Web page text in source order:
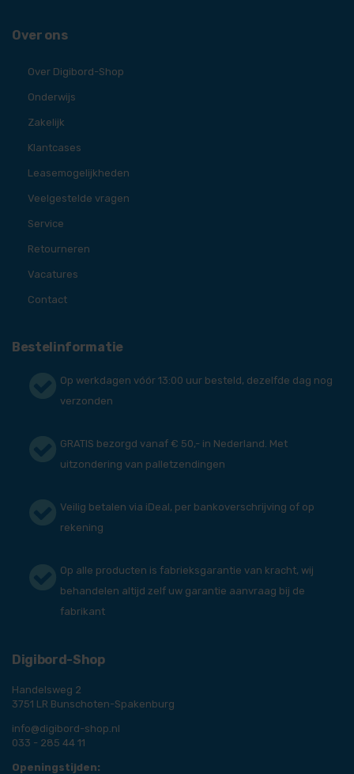
Over ons
Over Digibord-Shop
Onderwijs
Zakelijk
Klantcases
Leasemogelijkheden
Veelgestelde vragen
Service
Retourneren
Vacatures
Contact
Bestelinformatie
Op werkdagen vóór 13:00 uur besteld, dezelfde dag nog
verzonden
GRATIS bezorgd vanaf € 50,- in Nederland. Met
uitzondering van palletzendingen
Veilig betalen via iDeal, per bankoverschrijving of op
rekening
Op alle producten is fabrieksgarantie van kracht, wij
behandelen altijd zelf uw garantie aanvraag bij de
fabrikant
Digibord-Shop
Handelsweg 2
3751 LR Bunschoten-Spakenburg
info@digibord-shop.nl
033 - 285 44 11
Openingstijden: